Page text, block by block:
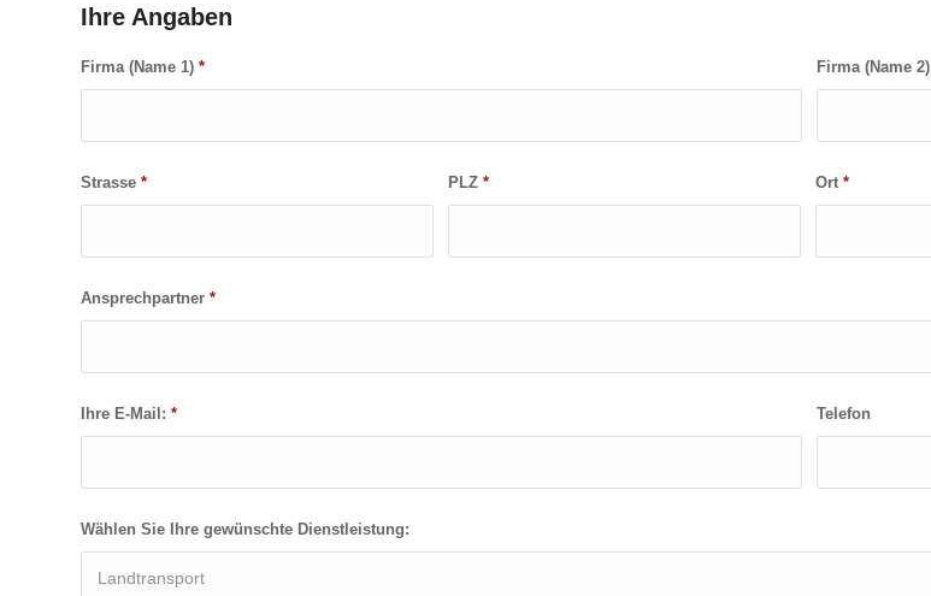
Ihre Angaben
Firma (Name 1) * Firma (Name 2)
Strasse * PLZ * Ort *
Ansprechpartner *
Ihre E-Mail: * Telefon
Wählen Sie Ihre gewünschte Dienstleistung: